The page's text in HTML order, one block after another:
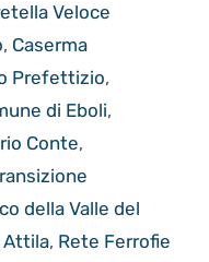
Veloce
, Caserma
Prefettizio,
di Eboli,
Conte,
della Valle del
, Rete Ferrofie